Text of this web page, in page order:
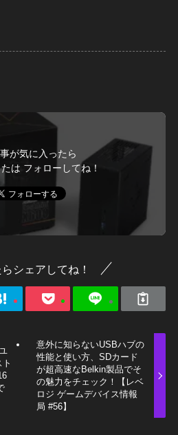
が気に入ったら
は フォローしてね！
シェアしてね！
意外に知らないUSBハブの
性能と使い方、SDカード
が超高速なBelkin製品でそ
の魅力をチェック！【レベ
ロジ ゲームデバイス情報
局 #56】